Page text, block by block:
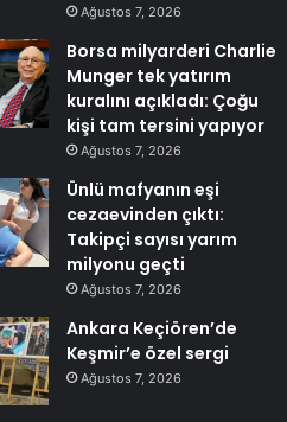
Ağustos 7, 2026
Borsa milyarderi Charlie
Munger tek yatırım
kuralını açıkladı: Çoğu
kişi tam tersini yapıyor
Ağustos 7, 2026
Ünlü mafyanın eşi
cezaevinden çıktı:
Takipçi sayısı yarım
milyonu geçti
Ağustos 7, 2026
Ankara Keçiören’de
Keşmir’e özel sergi
Ağustos 7, 2026